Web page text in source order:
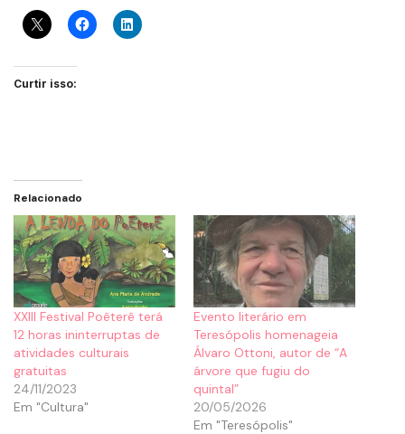
Curtir isso:
Relacionado
XXIII Festival Poêterê terá
12 horas ininterruptas de
atividades culturais
gratuitas
24/11/2023
Em "Cultura"
Evento literário em
Teresópolis homenageia
Álvaro Ottoni, autor de “A
árvore que fugiu do
quintal”
20/05/2026
Em "Teresópolis"